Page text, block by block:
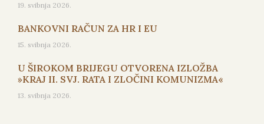
19. svibnja 2026.
BANKOVNI RAČUN ZA HR I EU
15. svibnja 2026.
U ŠIROKOM BRIJEGU OTVORENA IZLOŽBA
»KRAJ II. SVJ. RATA I ZLOČINI KOMUNIZMA«
13. svibnja 2026.